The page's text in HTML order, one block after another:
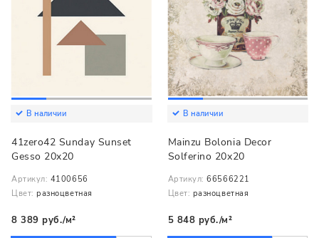
В наличии
41zero42 Sunday Sunset
Gesso 20x20
Артикул: 4100656
Цвет: разноцветная
8 389 руб./м²
В наличии
Mainzu Bolonia Decor
Solferino 20х20
Артикул: 66566221
Цвет: разноцветная
5 848 руб./м²